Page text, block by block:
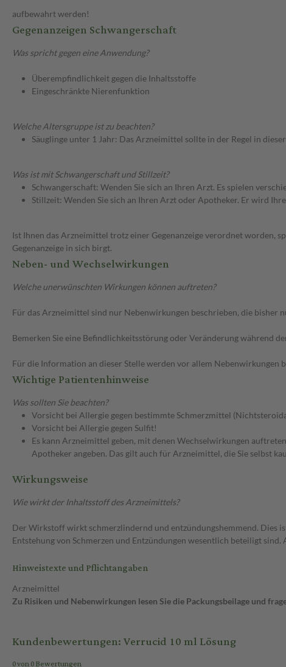
aufbewahrt werden!
Gegenanzeigen Schwangerschaft
Was spricht gegen eine Anwendung?
Überempfindlichkeit gegen die Inhaltsstoffe
Eingeschränkte Nierenfunktion
Welche Altersgruppe ist zu beachten?
Säuglinge unter 1 Jahr: Das Arzneimittel sollte in der Regel in
Was ist mit Schwangerschaft und Stillzeit?
Schwangerschaft: Wenden Sie sich an Ihren Arzt. Es spielen
Stillzeit: Wenden Sie sich an Ihren Arzt oder Apotheker. Er wird
Ist Ihnen das Arzneimittel trotz einer Gegenanzeige verordnet worden,
Gegenanzeige in sich birgt.
Neben- und Wechselwirkungen
Welche unerwünschten Wirkungen können auftreten?
Für das Arzneimittel sind nur Nebenwirkungen beschrieben, die bisher
Bemerken Sie eine Befindlichkeitsstörung oder Veränderung während
Für die Information an dieser Stelle werden vor allem Nebenwirkungen
Wichtige Patientenhinweise
Was sollten Sie beachten?
Vorsicht bei Allergie gegen bestimmte Schmerzmittel
Vorsicht bei Allergie gegen Sulfit!
Es kann Arzneimittel geben, mit denen Wechselwirkungen
Apotheker angeben. Das gilt auch für Arzneimittel, die Sie selbst
Wirkungsweise
Wie wirkt der Inhaltsstoff des Arzneimittels?
Der Wirkstoff wirkt schmerzlindernd und entzündungshemmend. Dies
Entstehung von Schmerzen und Entzündungen wesentlich beteiligt
Hinweistexte und Pflichtangaben
Arzneimittel
Zu Risiken und Nebenwirkungen lesen Sie die Packungsbeilage und
Kundenbewertungen: Verrucid 10 ml Lösung